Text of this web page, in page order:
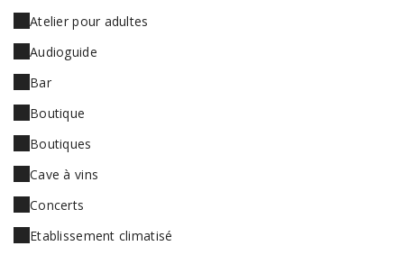
Atelier pour adultes
Audioguide
Bar
Boutique
Boutiques
Cave à vins
Concerts
Etablissement climatisé